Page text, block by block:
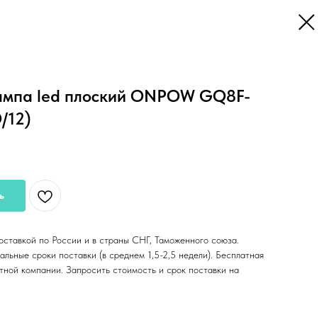
led плоский ONPOW GQ8F-
12)
по России и в страны СНГ, Таможенного союза.
сроки поставки (в среднем 1,5-2,5 недели). Бесплатная
компании. Запросить стоимость и срок поставки на